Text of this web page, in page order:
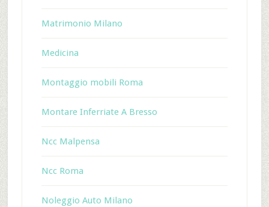
Matrimonio Milano
Medicina
Montaggio mobili Roma
Montare Inferriate A Bresso
Ncc Malpensa
Ncc Roma
Noleggio Auto Milano